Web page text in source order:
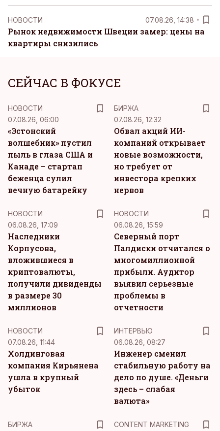
НОВОСТИ 07.08.26, 14:38
Рынок недвижимости Швеции замер: цены на
квартиры снизились
СЕЙЧАС В ФОКУСЕ
НОВОСТИ
07.08.26, 06:00
«Эстонский
волшебник» пустил
пыль в глаза США и
Канаде – стартап
беженца сулил
вечную батарейку
БИРЖА
07.08.26, 12:32
Обвал акций ИИ-
компаний открывает
новые возможности,
но требует от
инвестора крепких
нервов
НОВОСТИ
06.08.26, 17:09
Наследники
Корпусова,
вложившиеся в
криптовалюты,
получили дивиденды
в размере 30
миллионов
НОВОСТИ
06.08.26, 15:59
Северный порт
Палдиски отчитался о
многомиллионной
прибыли. Аудитор
выявил серьезные
проблемы в
отчетности
НОВОСТИ
07.08.26, 11:44
Холдинговая
компания Кирьянена
ушла в крупный
убыток
ИНТЕРВЬЮ
06.08.26, 08:27
Инженер сменил
стабильную работу на
дело по душе. «Деньги
здесь – слабая
валюта»
БИРЖА
CONTENT MARKETING